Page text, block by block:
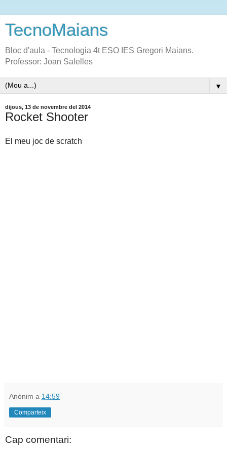
TecnoMaians
Bloc d'aula - Tecnologia 4t ESO IES Gregori Maians.
Professor: Joan Salelles
▼
dijous, 13 de novembre del 2014
Rocket Shooter
El meu joc de scratch
Anònim a 14:59
Comparteix
Cap comentari: